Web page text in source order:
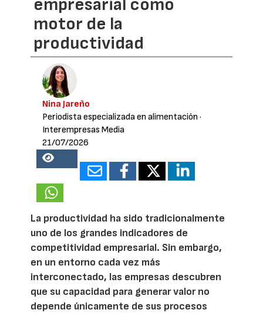
empresarial como
motor de la
productividad
Nina Jareño
Periodista especializada en alimentación ·
Interempresas Media
21/07/2026
18992
La productividad ha sido tradicionalmente
uno de los grandes indicadores de
competitividad empresarial. Sin embargo,
en un entorno cada vez más
interconectado, las empresas descubren
que su capacidad para generar valor no
depende únicamente de sus procesos